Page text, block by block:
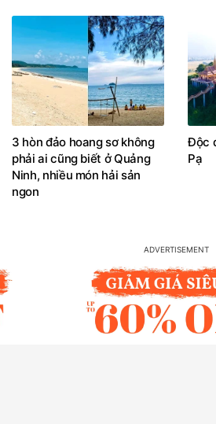
3 hòn đảo hoang sơ không
phải ai cũng biết ở Quảng
Ninh, nhiều món hải sản
ngon
Độc
Pạ